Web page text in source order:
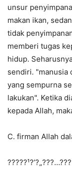
unsur
makan ikan,
tidak
memberi tugas
hidup.
sendiri. "manusia
yang sempurna
lakukan". Ketika
kepada Allah,
C. firman Allah